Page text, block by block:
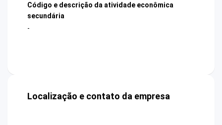
Código e descrição da atividade econômica
secundária
-
Localização e contato da empresa